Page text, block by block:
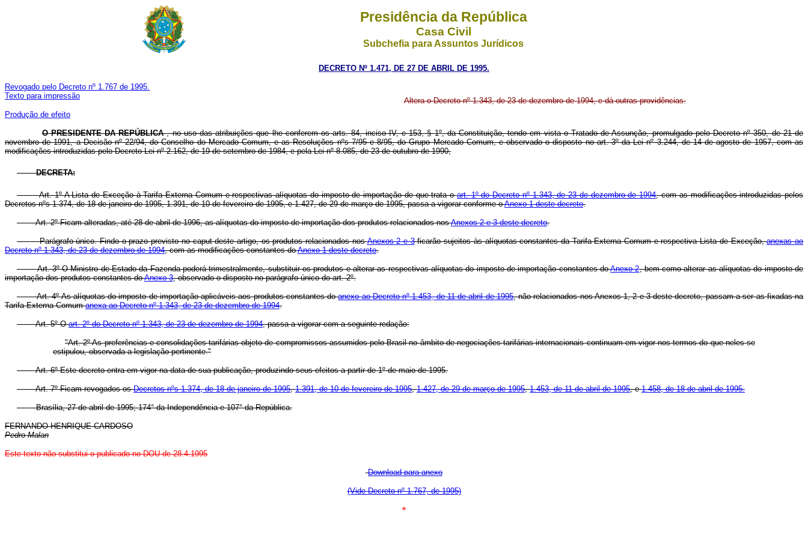
Presidência da República
Casa Civil
Subchefia para Assuntos Jurídicos
DECRETO Nº 1.471, DE 27 DE ABRIL DE 1995.
Revogado pelo Decreto nº 1.767 de 1995.
Texto para impressão
Produção de efeito
Altera o Decreto nº 1.343, de 23 de dezembro de 1994, e dá outras providências.
O PRESIDENTE DA REPÚBLICA, no uso das atribuições que lhe conferem os arts. 84, inciso IV, e 153, § 1º, da Constituição, tendo em vista o Tratado de Assunção, promulgado pelo Decreto nº 350, de 21 de
novembro de 1991, a Decisão nº 22/94, do Conselho do Mercado Comum, e as Resoluções nºs 7/95 e 8/95, do Grupo Mercado Comum, e observado o disposto no art. 3º da Lei nº 3.244, de 14 de agosto de 1957, com as
modificações introduzidas pelo Decreto-Lei nº 2.162, de 19 de setembro de 1984, e pela Lei nº 8.085, de 23 de outubro de 1990,
DECRETA:
Art. 1º A Lista de Exceção à Tarifa Externa Comum e respectivas alíquotas do imposto de importação de que trata oart. 1º do Decreto nº 1.343, de 23 de dezembro de 1994, com as modificações introduzidas pelos
Decretos nºs 1.374, de 18 de janeiro de 1995, 1.391, de 10 de fevereiro de 1995, e 1.427, de 29 de março de 1995, passa a vigorar conforme oAnexo 1 deste decreto.
Art. 2º Ficam alteradas, até 28 de abril de 1996, as alíquotas do imposto de importação dos produtos relacionados nosAnexos 2 e 3 deste decreto.
Parágrafo único. Findo o prazo previsto no caput deste artigo, os produtos relacionados nosAnexos 2 e 3ficarão sujeitos às alíquotas constantes da Tarifa Externa Comum e respectiva Lista de Exceção,anexas ao
Decreto nº 1.343, de 23 de dezembro de 1994, com as modificações constantes doAnexo 1 deste decreto.
Art. 3º O Ministro de Estado da Fazenda poderá trimestralmente, substituir os produtos e alterar as respectivas alíquotas do imposto de importação constantes doAnexo 2, bem como alterar as alíquotas do imposto de
importação dos produtos constantes doAnexo 3, observado o disposto no parágrafo único do art. 2º.
Art. 4º As alíquotas do imposto de importação aplicáveis aos produtos constantes doanexo ao Decreto nº 1.453, de 11 de abril de 1995, não relacionados nos Anexos 1, 2 e 3 deste decreto, passam a ser as fixadas na
Tarifa Externa Comumanexa ao Decreto nº 1.343, de 23 de dezembro de 1994.
Art. 5º Oart. 2º do Decreto nº 1.343, de 23 de dezembro de 1994, passa a vigorar com a seguinte redação:
"Art. 2º As preferências e consolidações tarifárias objeto de compromissos assumidos pelo Brasil no âmbito de negociações tarifárias internacionais continuam em vigor nos termos do que neles se
estipulou, observada a legislação pertinente."
Art. 6º Este decreto entra em vigor na data de sua publicação, produzindo seus efeitos a partir de 1º de maio de 1995.
Art. 7º Ficam revogados osDecretos nºs 1.374, de 18 de janeiro de 1995,1.391, de 10 de fevereiro de 1995,1.427, de 29 de março de 1995,1.453, de 11 de abril de 1995, e1.458, de 18 de abril de 1995.
Brasília, 27 de abril de 1995; 174° da Independência e 107° da República.
FERNANDO HENRIQUE CARDOSO
Pedro Malan
Este texto não substitui o publicado no DOU de 28.4.1995
Download para anexo
(Vide Decreto nº 1.767, de 1995)
*